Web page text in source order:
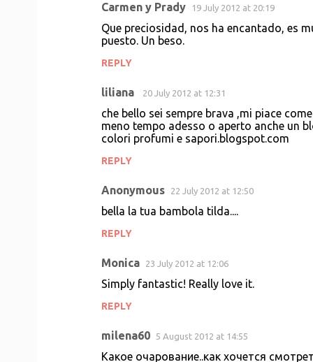
Carmen y Prady 19 July 2012 at 20:19
Que preciosidad, nos ha encantado, es
puesto. Un beso.
REPLY
liliana 20 July 2012 at 12:31
che bello sei sempre brava ,mi piace
meno tempo adesso o aperto anche un
colori profumi e sapori.blogspot.com
REPLY
Anonymous 22 July 2012 at 12:50
bella la tua bambola tilda....
REPLY
Monica 23 July 2012 at 12:06
Simply fantastic! Really love it.
REPLY
milena60 5 August 2012 at 14:55
Какое очарование..как хочется